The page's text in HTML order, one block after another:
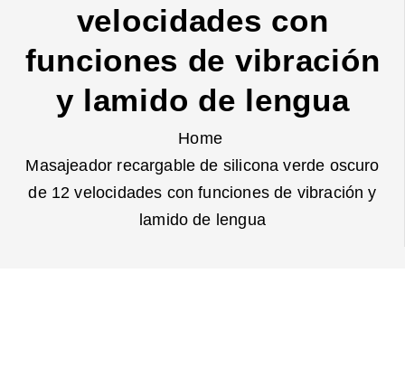
velocidades con
funciones de vibración
y lamido de lengua
Home
Masajeador recargable de silicona verde oscuro
de 12 velocidades con funciones de vibración y
lamido de lengua